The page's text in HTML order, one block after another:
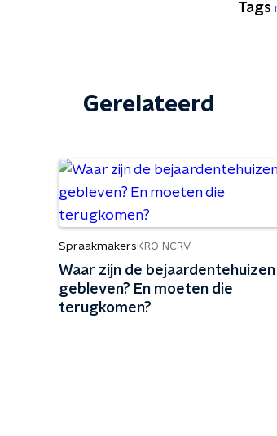
Tags
Gerelateerd
Spraakmakers KRO-NCRV
Waar zijn de bejaardentehuizen
gebleven? En moeten die
terugkomen?